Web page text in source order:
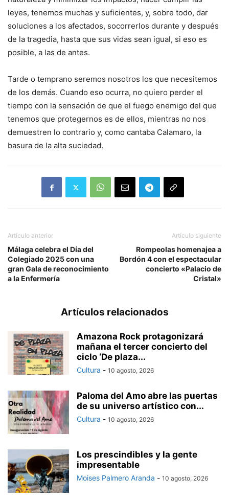
leyes, tenemos muchas y suficientes, y, sobre todo, dar
soluciones a los afectados, socorrerlos durante y después
de la tragedia, hasta que sus vidas sean igual, si eso es
posible, a las de antes.
Tarde o temprano seremos nosotros los que necesitemos
de los demás. Cuando eso ocurra, no quiero perder el
tiempo con la sensación de que el fuego enemigo del que
tenemos que protegernos es de ellos, mientras no nos
demuestren lo contrario y, como cantaba Calamaro, la
basura de la alta suciedad.
Artículo anterior
Málaga celebra el Día del
Colegiado 2025 con una
gran Gala de reconocimiento
a la Enfermería
Artículo siguiente
Rompeolas homenajea a
Bordón 4 con el espectacular
concierto «Palacio de
Cristal»
Artículos relacionados
Amazona Rock protagonizará
mañana el tercer concierto del
ciclo ‘De plaza...
Cultura - 10 agosto, 2026
Paloma del Amo abre las puertas
de su universo artístico con...
Cultura - 10 agosto, 2026
Los prescindibles y la gente
impresentable
Moises Palmero Aranda - 10 agosto, 2026